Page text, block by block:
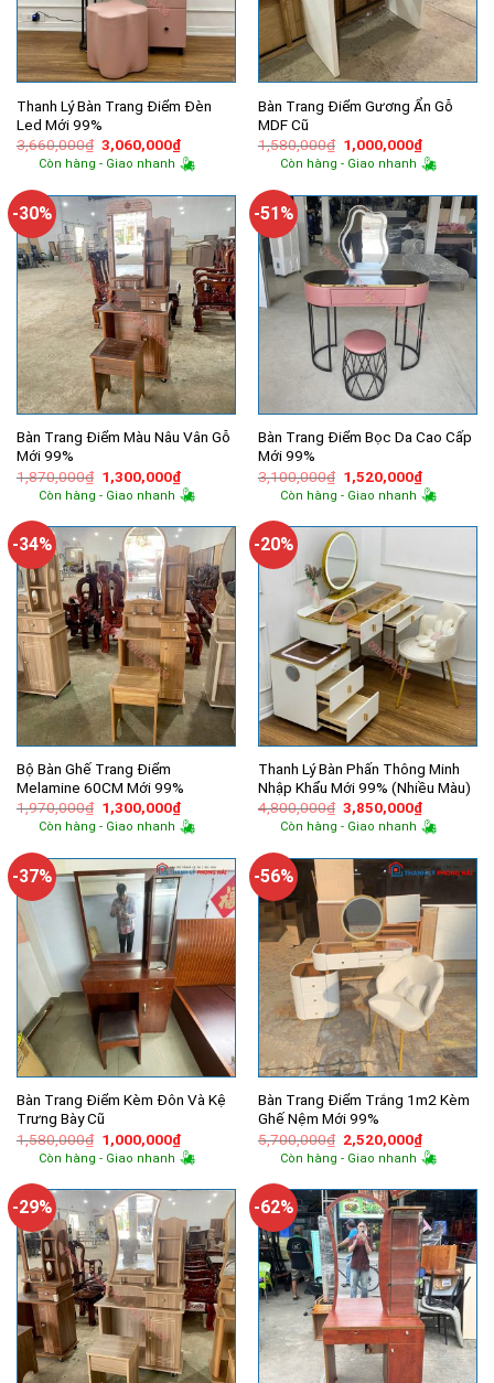
Thanh Lý Bàn Trang Điểm Đèn
Led Mới 99%
3,660,000₫ Giá
gốc
là:
3,060,000₫Giá
hiện
tại
3,060,000₫.
Còn hàng - Giao nhanh
Bàn Trang Điểm Gương Ẩn Gỗ
MDF Cũ
1,580,000₫ Giá
gốc
là:
1,000,000₫Giá
hiện
tại
Còn hàng - Giao nhanh
-30%
Bàn Trang Điểm Màu Nâu Vân Gỗ
Mới 99%
1,870,000₫ Giá
gốc
là:
1,300,000₫Giá
hiện
tại
1,300,000₫.
Còn hàng - Giao nhanh
-51%
Bàn Trang Điểm Bọc Da Cao Cấp
Mới 99%
3,100,000₫ Giá
gốc
là:
1,520,000₫Giá
hiện
tại
Còn hàng - Giao nhanh
-34%
Bộ Bàn Ghế Trang Điểm
Melamine 60CM Mới 99%
1,970,000₫ Giá
gốc
là:
1,300,000₫Giá
hiện
tại
1,300,000₫.
Còn hàng - Giao nhanh
-20%
Thanh Lý Bàn Phấn Thông Minh
Nhập Khẩu Mới 99% (Nhiều Màu)
4,800,000₫ Giá
gốc
là:
3,850,000₫Giá
hiện
tại
Còn hàng - Giao nhanh
-37%
Bàn Trang Điểm Kèm Đôn Và Kệ
Trưng Bày Cũ
1,580,000₫ Giá
gốc
là:
1,000,000₫Giá
hiện
tại
1,000,000₫.
Còn hàng - Giao nhanh
-56%
Bàn Trang Điểm Trắng 1m2 Kèm
Ghế Nệm Mới 99%
5,700,000₫ Giá
gốc
là:
2,520,000₫Giá
hiện
tại
Còn hàng - Giao nhanh
-29% -62%